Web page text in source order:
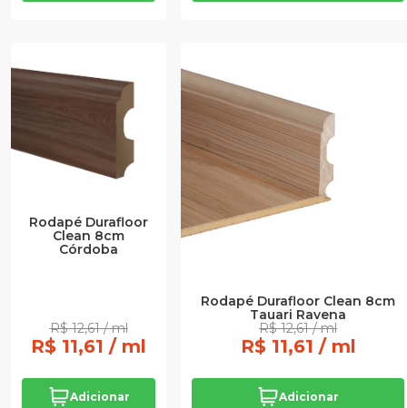
Rodapé Durafloor
Clean 8cm
Córdoba
R$ 12,61 / ml
R$ 11,61 / ml
Adicionar
Rodapé Durafloor Clean 8cm
Tauari Ravena
R$ 12,61 / ml
R$ 11,61 / ml
Adicionar